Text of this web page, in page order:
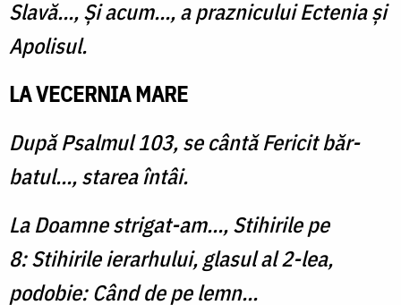
Slavă..., Şi acum..., a praznicului Ectenia şi
Apolisul.
LA VECERNIA MARE
După Psalmul 103, se cântă Fericit băr­
batul..., starea întâi.
La Doamne strigat-am..., Stihirile pe
8: Stihirile ierarhului, glasul al 2-lea,
podobie: Când de pe lemn...